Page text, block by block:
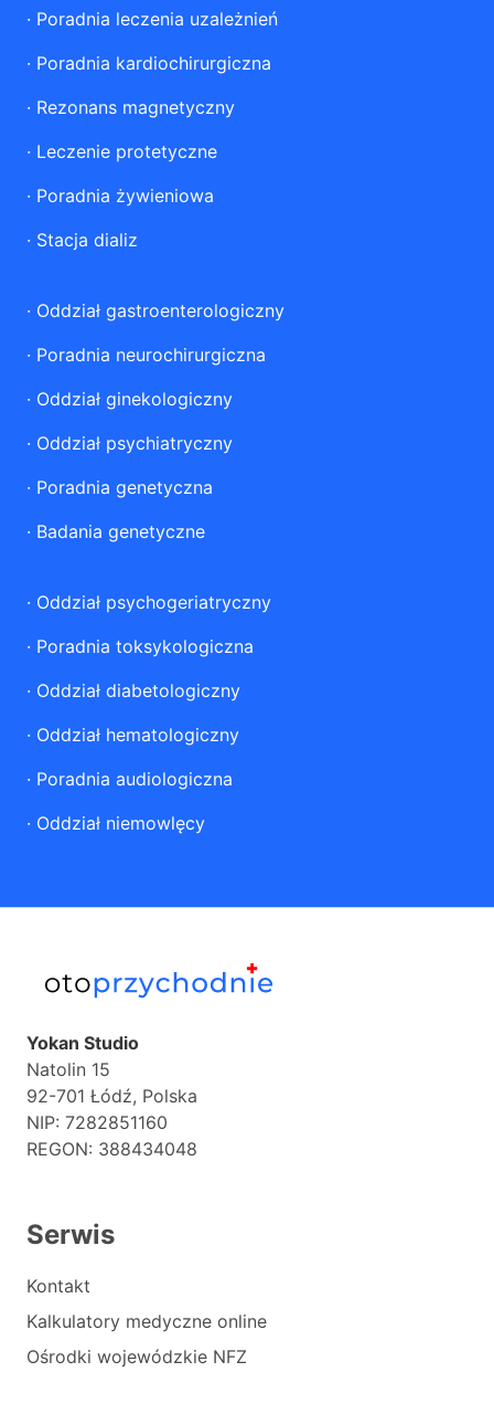
· Poradnia leczenia uzależnień
· Poradnia kardiochirurgiczna
· Rezonans magnetyczny
· Leczenie protetyczne
· Poradnia żywieniowa
· Stacja dializ
· Oddział gastroenterologiczny
· Poradnia neurochirurgiczna
· Oddział ginekologiczny
· Oddział psychiatryczny
· Poradnia genetyczna
· Badania genetyczne
· Oddział psychogeriatryczny
· Poradnia toksykologiczna
· Oddział diabetologiczny
· Oddział hematologiczny
· Poradnia audiologiczna
· Oddział niemowlęcy
Yokan Studio
Natolin 15
92-701 Łódź, Polska
NIP: 7282851160
REGON: 388434048
Serwis
Kontakt
Kalkulatory medyczne online
Ośrodki wojewódzkie NFZ